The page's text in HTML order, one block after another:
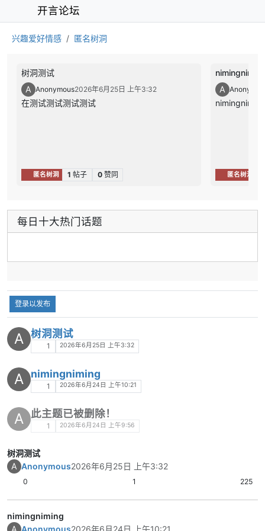
开言论坛
兴趣爱好情感 匿名树洞
树洞测试
A Anonymous2026年6月25日 上午3:32
在测试测试测试测试
匿名树洞 1 帖子 0 赞同
A
匿名树洞
每日十大热门话题
登录以发布
A 树洞测试
1 2026年6月25日 上午3:32
A nimingniming
1 2026年6月24日 上午10:21
A 此主题已被删除！
1 2026年6月24日 上午9:56
树洞测试
A Anonymous2026年6月25日 上午3:32
0 1 225
nimingniming